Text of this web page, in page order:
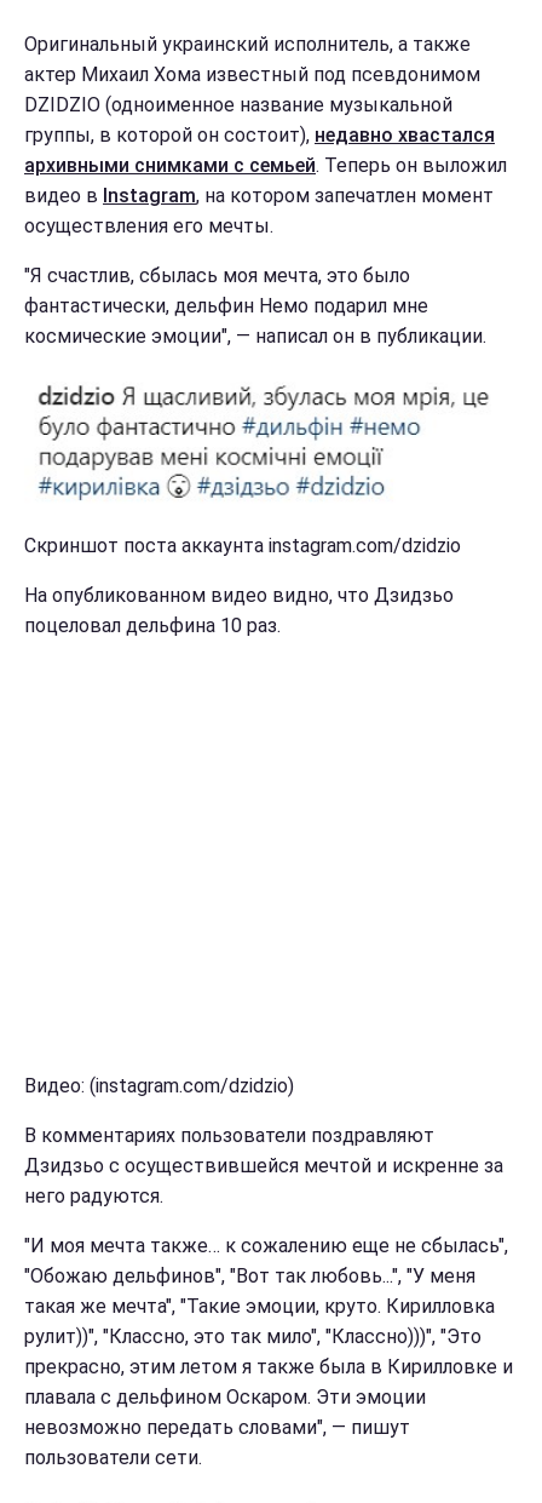
Оригинальный украинский исполнитель, а также
актер Михаил Хома известный под псевдонимом
DZIDZIO (одноименное название музыкальной
группы, в которой он состоит), недавно хвастался
архивными снимками с семьей. Теперь он выложил
видео в Instagram, на котором запечатлен момент
осуществления его мечты.
"Я счастлив, сбылась моя мечта, это было
фантастически, дельфин Немо подарил мне
космические эмоции", — написал он в публикации.
Скриншот поста аккаунта instagram.com/dzidzio
На опубликованном видео видно, что Дзидзьо
поцеловал дельфина 10 раз.
Видео: (instagram.com/dzidzio)
В комментариях пользователи поздравляют
Дзидзьо с осуществившейся мечтой и искренне за
него радуются.
"И моя мечта также… к сожалению еще не сбылась",
"Обожаю дельфинов", "Вот так любовь...", "У меня
такая же мечта", "Такие эмоции, круто. Кирилловка
рулит))", "Классно, это так мило", "Классно)))", "Это
прекрасно, этим летом я также была в Кирилловке и
плавала с дельфином Оскаром. Эти эмоции
невозможно передать словами", — пишут
пользователи сети.